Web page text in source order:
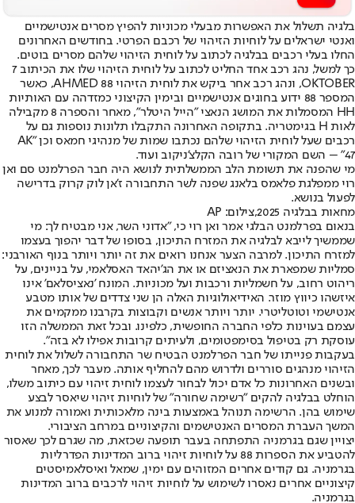
בלגיה תשלול את האפשרות מבעלי מכוניות להפיץ מסרים אנטישמיים
ואנטי ישראלים על לוחיות הזיהוי של רכבם הפרטי. בחודשים האחרונים
החלו בעלי רכבים בבלגיה לכתוב על לוחית הזיהוי שלהם מסרים בוטים.
כך למשל, נהג רכב אחד החליט לכתוב על לוחית הזיהוי שלו את הכיתוב 7
OKTOBER, ונהג רכב אחר ביקש את לוחית הזיהוי AHMED 88, כאשר
המספר 88 ידוע בחוגים אנטישמיים ובימין הקיצוני כמזדהה עם האותיות
HH המסמלות את המושג הנאצי "הייל היטלר", מאחר והספרה 8 מקבילה
לאות H בגימטריה. בתקופה האחרונה התקבלו תלונות נוספות גם על
רכבים שעל לוחית הזיהוי שלהם נכתבו שמות של מנהיגי חמאס וכן "AK
47" – השם המקורי של רובה הקלצ'ניקוב ועוד.
מי שהפנה את תשומת הלב הממשלתית לנושא היה חבר הפרלמנט סם ואן
רוי ממפלגת פלאמס בלאנג שפנה לשר התחבורה ז'אן לוק קרוק בדרישה
לפעול בנושא.
מחאות בבלגיה 2025,צילום: AP
בנאום בפרלמנט הבלגי אמר ואן רוי כי, "אדוני השר, אני מבטיח לך: מי
שממשיך לייבא לבלגיה את המזרח התיכון, בסופו של דבר יהפוך בעצמו
למזרח התיכון. למרבה הצער אנחנו רואים את זה יותר ויותר בנוף האורבני:
סמליות שמפארת את הנאציזם או את הג'יהאד האסלאמי, על בניינים, על
ריהוט רחוב, על חשמליות ורכבות ועל מכוניות. המונח 'נאציסלאם' אינו
איזשהו כיווץ מוזר. האידיאולוגיות האלה הן שני צדדים של אותו מטבע
אנטישמי וטוטליטרי. יותר ויותר אנשים וקבוצות בקרבנו ממקמים את
עצמם בעוינות כלפי החברה החופשית, כלפינו. ובכל זאת הממשלה הזו
עוסקת רק בטיפול בסימפטומים, ולעיתים קרובות אפילו לא בזה".
בעקבות פנייתו של חבר הפרלמנט הבטיח שר התחבורה לשלול את לוחית
הזיהוי מנהגים סוררים ולדרוש מהם להחליף אותה. מעבר לכך, מאחר
ובשנים האחרונות כל אדם יכול לבחור לעצמו לוחית זיהוי עם כיתוב משלו,
הוחלט בבלגיה להקים "רשימה שחורה" של לוחיות זיהוי שיאסר לבצע
שימוש בהן. הרשימה תנוהל באמצעות בינה מלאכותית ואמורה למנוע את
המשך העברת המסרים האנטישמים והקיצוניים במרחב הציבורי.
יצויין שגם בגרמניה התפתחה בעבר תופעה שכזאת, מה שגרם לכך שאסור
להטביע את הספרות 88 על לוחיות זיהוי ברוב המדינות הפדרליות
בגרמניה. גם קודים אחרים המזוהים עם ימין, שמאל ואיסלאמיסטים
קיצוניים אחרים נאסרו לשימוש על לוחיות זיהוי לרכבים ברוב המדינות
בגרמניה.